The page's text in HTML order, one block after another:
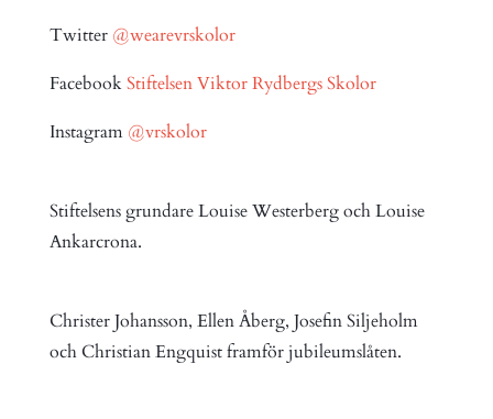
Twitter @wearevrskolor
FacebookStiftelsen Viktor Rydbergs Skolor
Instagram @vrskolor
Stiftelsens grundare Louise Westerberg och Louise
Ankarcrona.
Christer Johansson, Ellen Åberg, Josefin Siljeholm
och Christian Engquist framför jubileumslåten.